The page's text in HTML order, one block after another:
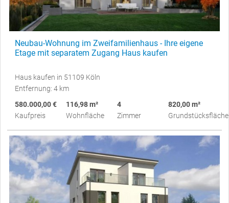
Neubau-Wohnung im Zweifamilienhaus - Ihre eigene
Etage mit separatem Zugang Haus kaufen
Haus kaufen in 51109 Köln
Entfernung: 4 km
580.000,00 €
Kaufpreis
116,98 m²
Wohnfläche
4
Zimmer
820,00 m²
Grundstücksfläche